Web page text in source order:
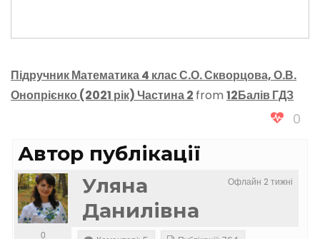
Підручник Математика 4 клас С.О. Скворцова, О.В.
Онопрієнко (2021 рік) Частина 2 from 12Балів ГДЗ
0
Автор публікації
Офлайн 2 тижні
Уляна
Данилівна
0